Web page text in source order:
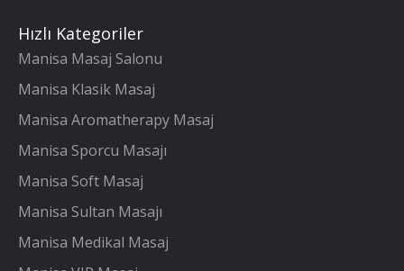
Hızlı Kategoriler
Manisa Masaj Salonu
Manisa Klasik Masaj
Manisa Aromatherapy Masaj
Manisa Sporcu Masajı
Manisa Soft Masaj
Manisa Sultan Masajı
Manisa Medikal Masaj